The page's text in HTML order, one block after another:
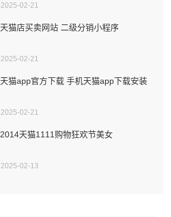
2025-02-21
天猫店买卖网站 二级分销小程序
2025-02-21
天猫app官方下载 手机天猫app下载安装
2025-02-21
2014天猫1111购物狂欢节美女
2025-02-13